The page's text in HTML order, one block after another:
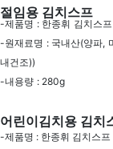
절임용 김치스프
-제품명 : 한종휘 김치스프
-원재료명 : 국내산(양파,
내건조))
-내용량 : 280g
어린이김치용 김치
-제품명 : 한종휘 김치스프